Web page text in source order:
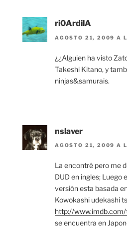
ri0ArdilA
AGOSTO 21, 2009 A
¿¿Alguien ha visto
Takeshi Kitano, y
ninjas&samurais.
nslaver
AGOSTO 21, 2009 A
La encontré pero me
DUD en ingles; Luego
versión esta basada
Kowokashi udekashi
http://
se encuentra en